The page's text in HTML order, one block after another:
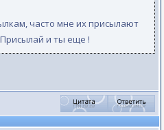
часто мне их присылают
и ты еще !